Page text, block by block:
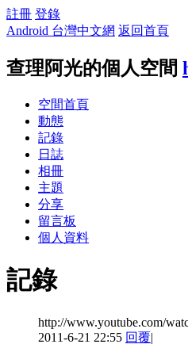
註冊 登錄
Android 台灣中文網 返回首頁
查理阿光的個人空間
空間首頁
動態
記錄
日誌
相冊
主題
分享
留言板
個人資料
記錄
http://www.youtube.com/
2011-6-21 22:55 回覆|